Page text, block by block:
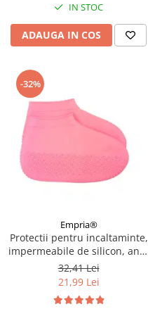
IN STOC
ADAUGA IN COS
-32%
Empria®
Protectii pentru incaltaminte,
impermeabile de silicon, anti-
alunecare, Empria, marime S
30 - 34, Diverse culori
32,41 Lei
21,99 Lei